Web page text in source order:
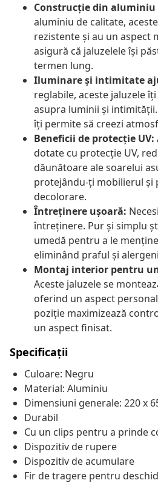
Construcție din
aluminiu de calitate,
rezistente și au un aspect
asigură că jaluzelele își
termen lung.
Iluminare și intimitate
reglabile, aceste jaluzele
asupra luminii și
îți permite să creezi
Beneficii de protecție UV:
dotate cu protecție UV,
dăunătoare ale soarelui
protejându-ți mobilierul și
decolorare.
Întreținere ușoară:
întreținere. Pur și simplu
umedă pentru a le
eliminând praful și
Montaj interior pentru
Aceste jaluzele se
oferind un aspect
poziție maximizează
un aspect finisat.
Specificații
Culoare: Negru
Material: Aluminiu
Dimensiuni generale: 220 x
Durabil
Cu un clips pentru a prinde
Dispozitiv de rupere
Dispozitiv de acumulare
Fir de tragere pentru